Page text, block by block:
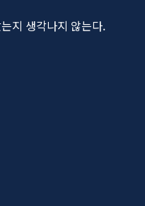
지 생각나지 않는다.